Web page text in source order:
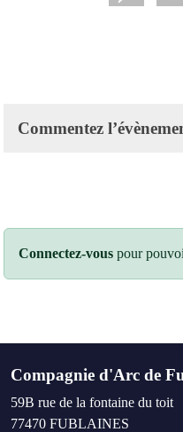
Commentez
Connectez-vous pour
Compagnie d'Arc de
59B rue de la fontaine du toit
77470 FUBLAINES